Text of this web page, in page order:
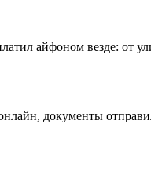
айфоном везде: от
документы